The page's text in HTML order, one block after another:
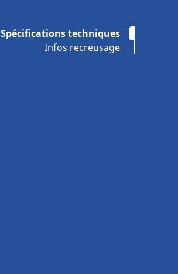
Spécifications techniques
Infos recreusage